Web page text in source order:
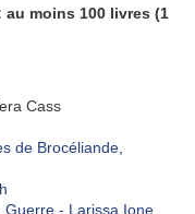
moins 100 livres (1
Cass
de Brocéliande,
Guerre - Larissa Ione